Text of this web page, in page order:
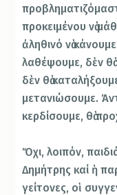
προκειμένου νὰ
ἀληθινό νὰ
λαθέψουμε, δὲν
δὲν θὰ
μετανιώσουμε.
κερδίσουμε, θὰ
Ὄχι, λοιπόν,
Δημήτρης καί ἡ
γείτονες, οἱ